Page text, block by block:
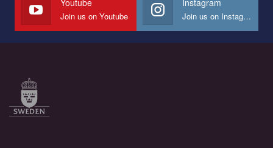
Все, что вам нужно сделать - это зайти на наш канал YouTube
по этой ссылке и поставить лайк под видео.
Join us on Youtube Join us on Instagram